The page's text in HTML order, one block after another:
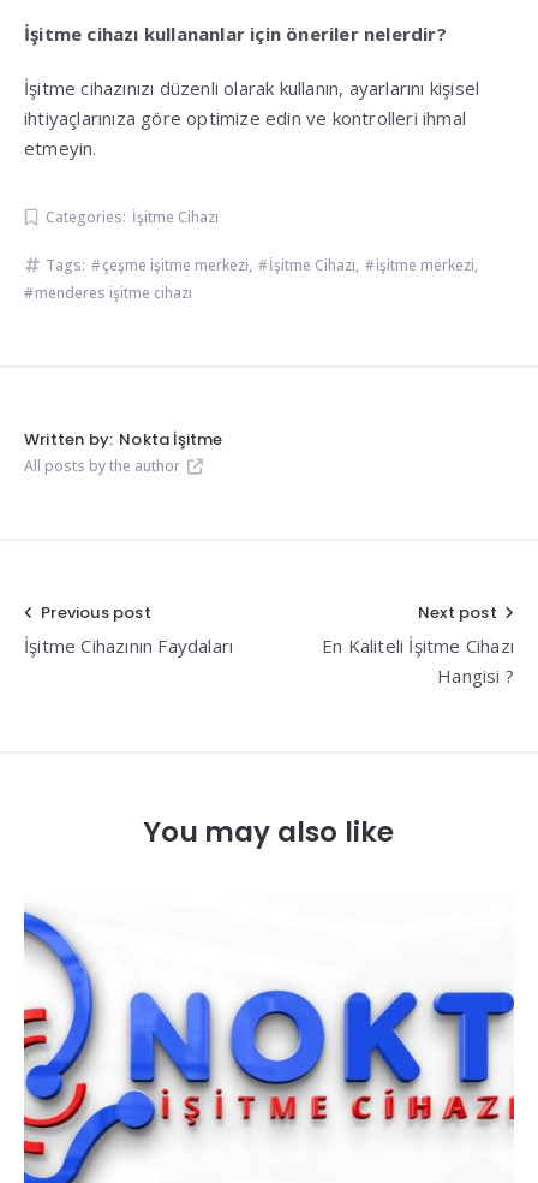
İşitme cihazı kullananlar için öneriler nelerdir?
İşitme cihazınızı düzenli olarak kullanın, ayarlarını kişisel
ihtiyaçlarınıza göre optimize edin ve kontrolleri ihmal
etmeyin.
Categories: İşitme Cihazı
Tags: çeşme işitme merkezi, İşitme Cihazı, işitme merkezi,
menderes işitme cihazı
Written by: Nokta İşitme
All posts by the author
Yazı
gezinmesi
Previous post
İşitme Cihazının Faydaları
Next post
En Kaliteli İşitme Cihazı
Hangisi ?
You may also like